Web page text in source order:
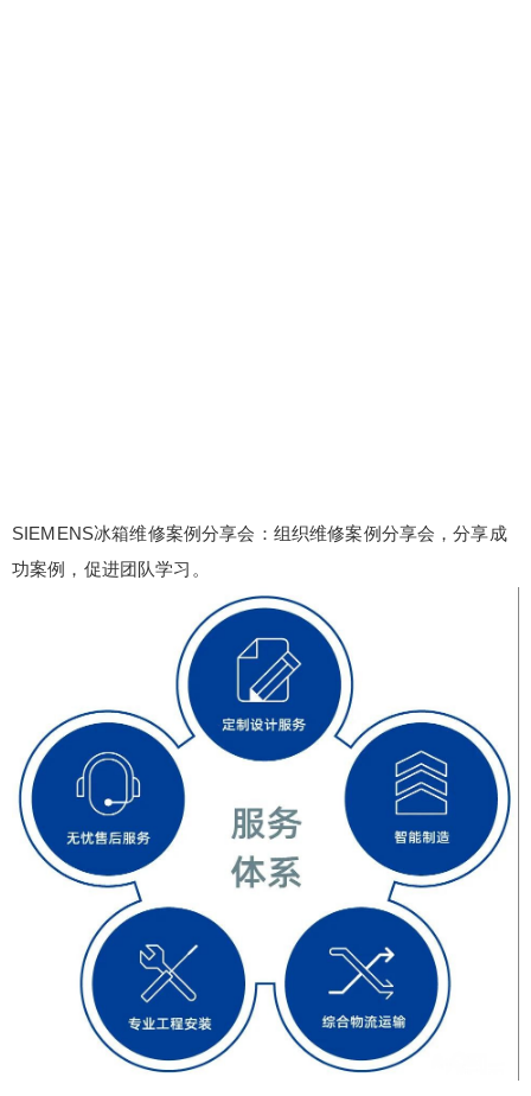
SIEMENS冰箱维修案例分享会：组织维修案例分享会，分享成
功案例，促进团队学习。
给undefined打赏
2 5 元 10 元
20 50 元 自定义
false 付费内容
您没有权限发布内容，请购买会员或者提升权
6位以上